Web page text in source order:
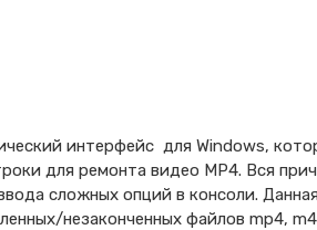
интерфейс для Windows,
для ремонта видео MP4. Вся
сложных опций в консоли.
незаконченных файлов mp4,